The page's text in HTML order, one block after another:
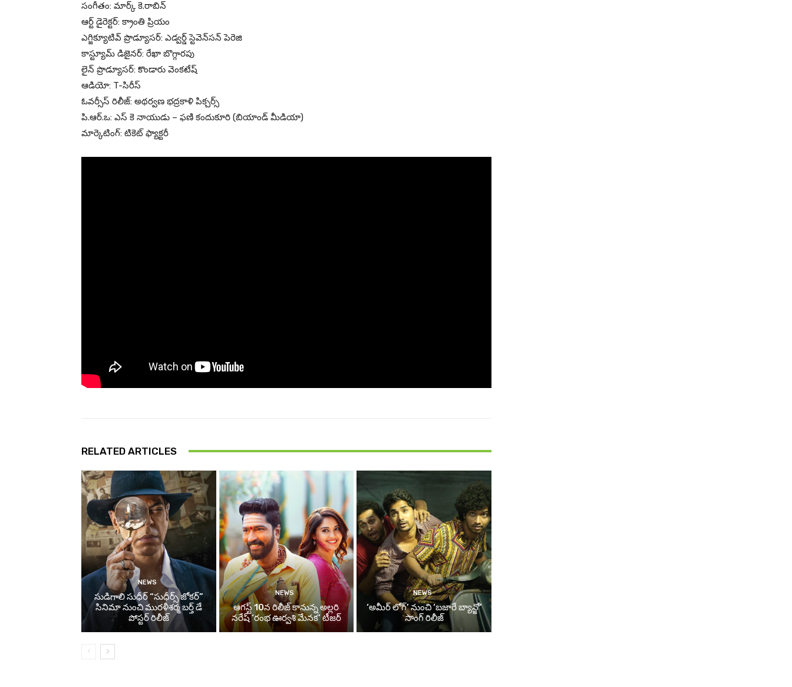
సంగీతం: మార్క్ కె.రాబిన్‌
ఆర్ట్ డైరెక్ట‌ర్‌: క‌్రాంతి ప్రియం
ఎగ్జిక్యూటివ్ ప్రొడ్యూస‌ర్‌: ఎడ్వ‌ర్డ్ స్టెవెన్‌స‌న్ పెరెజి
కాస్ట్యూమ్ డిజైన‌ర్‌: రేఖా బొగ్గార‌పు
లైన్ ప్రొడ్యూస‌ర్‌: కొండారు వెంక‌టేష్‌
ఆడియో: T-సిరీస్
ఓవర్సీస్ రిలీజ్: అథర్వణ భద్రకాళి పిక్చర్స్
పి.ఆర్‌.ఒ: ఎస్ కె నాయుడు – ఫ‌ణి కందుకూరి (బియాండ్ మీడియా)
మార్కెటింగ్: టికెట్ ఫ్యాక్ట‌రీ
RELATED ARTICLES
NEWS
సుడిగాలి సుధీర్ “సుధీర్స్ జోకర్”
సినిమా నుంచి మురళీశర్మ బర్త్ డే
పోస్టర్ రిలీజ్
NEWS
ఆగస్ట్ 10న రిలీజ్ కానున్న అల్లరి
నరేష్ ‘రంభ ఊర్వశి మేనక’ టీజర్
NEWS
‘అమీర్ లోగ్’ నుంచి ‘బజారే బ్యాన్జో’
సాంగ్ రిలీజ్